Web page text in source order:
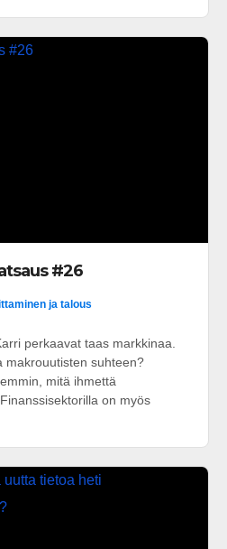
#26
ja talous
perkaavat taas markkinaa.
makrouutisten suhteen?
mitä ihmettä
on myös